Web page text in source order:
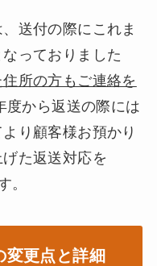
送付の際にこれま
っておりました
所の方もご連絡を
度から返送の際には
り顧客様お預かり
た返送対応を
。
変更点と詳細